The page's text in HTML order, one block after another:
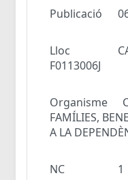
Publicació
Lloc
CAP
F0113006J
Organisme
FAMÍLIES,
A LA
NC 1